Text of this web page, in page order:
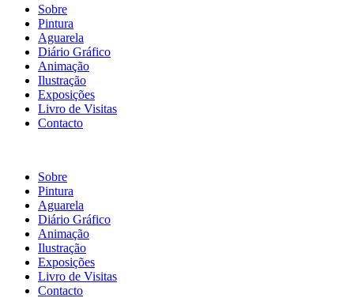
Sobre
Pintura
Aguarela
Diário Gráfico
Animação
Ilustração
Exposições
Livro de Visitas
Contacto
Sobre
Pintura
Aguarela
Diário Gráfico
Animação
Ilustração
Exposições
Livro de Visitas
Contacto